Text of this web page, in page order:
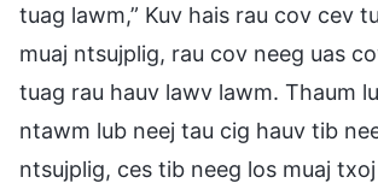
tuag lawm,” Kuv hais rau cov cev
muaj ntsujplig, rau cov neeg uas
tuag rau hauv lawv lawm. Thaum
ntawm lub neej tau cig hauv tib
ntsujplig, ces tib neeg los muaj